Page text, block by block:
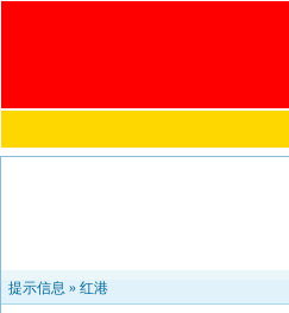
提示信息 » 红港